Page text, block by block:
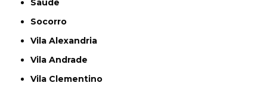
Saúde
Socorro
Vila Alexandria
Vila Andrade
Vila Clementino